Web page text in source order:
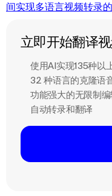
间实现多语言视频转录的
立即开始翻译
使用AI实现135种以
32 种语言的克隆语
功能强大的无限制编
自动转录和翻译